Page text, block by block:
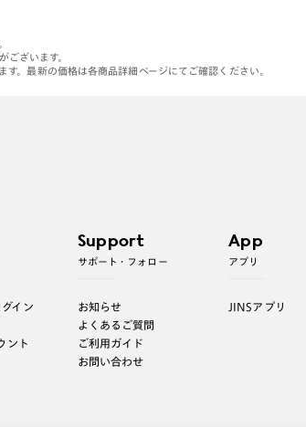
ございます。
。最新の価格は各商品詳細ページにてご確認ください。
イン
ント
Support
サポート・フォロー
お知らせ
よくあるご質問
ご利用ガイド
お問い合わせ
App
アプリ
JINSアプリ